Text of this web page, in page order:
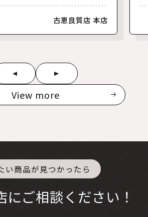
古恵良質店 本店
View more
い商品が見つかったら
にご相談ください！